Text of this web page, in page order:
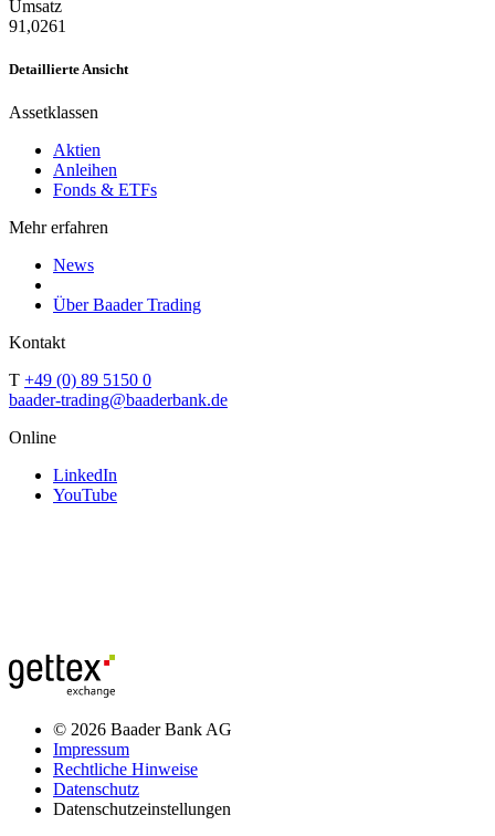
Umsatz
91,0261
Detaillierte Ansicht
Assetklassen
Aktien
Anleihen
Fonds & ETFs
Mehr erfahren
News
Über Baader Trading
Kontakt
T +49 (0) 89 5150 0
baader-trading@baaderbank.de
Online
LinkedIn
YouTube
© 2026 Baader Bank AG
Impressum
Rechtliche Hinweise
Datenschutz
Datenschutzeinstellungen